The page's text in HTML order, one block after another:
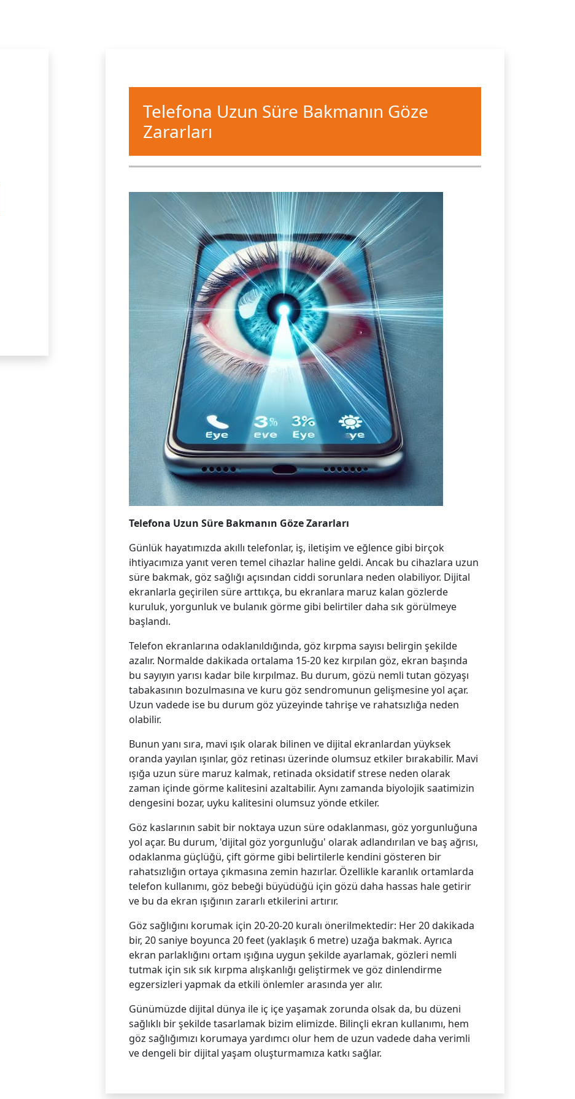
Telefona Uzun Süre Bakmanın Göze
Zararları
Telefona Uzun Süre Bakmanın Göze Zararları
Günlük hayatımızda akıllı telefonlar, iş, iletişim ve eğlence gibi birçok
ihtiyacımıza yanıt veren temel cihazlar haline geldi. Ancak bu cihazlara uzun
süre bakmak, göz sağlığı açısından ciddi sorunlara neden olabiliyor. Dijital
ekranlarla geçirilen süre arttıkça, bu ekranlara maruz kalan gözlerde
kuruluk, yorgunluk ve bulanık görme gibi belirtiler daha sık görülmeye
başlandı.
Telefon ekranlarına odaklanıldığında, göz kırpma sayısı belirgin şekilde
azalır. Normalde dakikada ortalama 15-20 kez kırpılan göz, ekran başında
bu sayıyın yarısı kadar bile kırpılmaz. Bu durum, gözü nemli tutan gözyaşı
tabakasının bozulmasına ve kuru göz sendromunun gelişmesine yol açar.
Uzun vadede ise bu durum göz yüzeyinde tahrişe ve rahatsızlığa neden
olabilir.
Bunun yanı sıra, mavi ışık olarak bilinen ve dijital ekranlardan yüyksek
oranda yayılan ışınlar, göz retinası üzerinde olumsuz etkiler bırakabilir. Mavi
ışığa uzun süre maruz kalmak, retinada oksidatif strese neden olarak
zaman içinde görme kalitesini azaltabilir. Aynı zamanda biyolojik saatimizin
dengesini bozar, uyku kalitesini olumsuz yönde etkiler.
Göz kaslarının sabit bir noktaya uzun süre odaklanması, göz yorgunluğuna
yol açar. Bu durum, 'dijital göz yorgunluğu' olarak adlandırılan ve baş ağrısı,
odaklanma güçlüğü, çift görme gibi belirtilerle kendini gösteren bir
rahatsızlığın ortaya çıkmasına zemin hazırlar. Özellikle karanlık ortamlarda
telefon kullanımı, göz bebeği büyüdüğü için gözü daha hassas hale getirir
ve bu da ekran ışığının zararlı etkilerini artırır.
Göz sağlığını korumak için 20-20-20 kuralı önerilmektedir: Her 20 dakikada
bir, 20 saniye boyunca 20 feet (yaklaşık 6 metre) uzağa bakmak. Ayrıca
ekran parlaklığını ortam ışığına uygun şekilde ayarlamak, gözleri nemli
tutmak için sık sık kırpma alışkanlığı geliştirmek ve göz dinlendirme
egzersizleri yapmak da etkili önlemler arasında yer alır.
Günümüzde dijital dünya ile iç içe yaşamak zorunda olsak da, bu düzeni
sağlıklı bir şekilde tasarlamak bizim elimizde. Bilinçli ekran kullanımı, hem
göz sağlığımızı korumaya yardımcı olur hem de uzun vadede daha verimli
ve dengeli bir dijital yaşam oluşturmamıza katkı sağlar.